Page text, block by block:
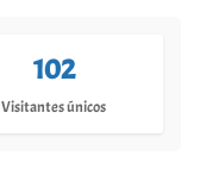
102
Visitantes únicos